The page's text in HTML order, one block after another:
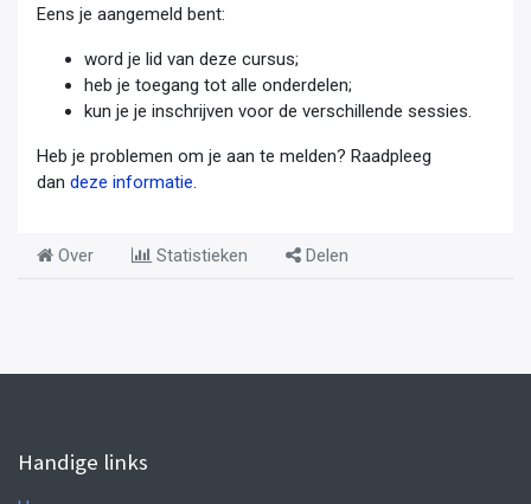
Eens je aangemeld bent:
word je lid van deze cursus;
heb je toegang tot alle onderdelen;
kun je je inschrijven voor de verschillende sessies.
Heb je problemen om je aan te melden? Raadpleeg
dan deze informatie
Over Statistieken Delen
Handige links